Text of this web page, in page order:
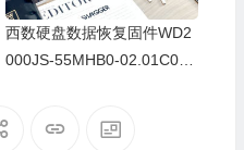
西数硬盘数据恢复固件WD2
000JS-55MHB0-02.01C03-